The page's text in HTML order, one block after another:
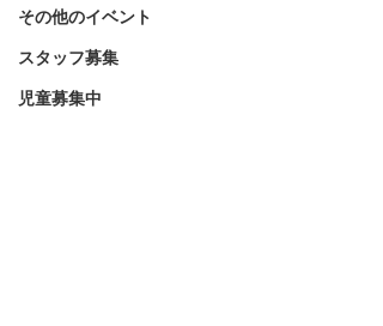
その他のイベント
スタッフ募集
児童募集中